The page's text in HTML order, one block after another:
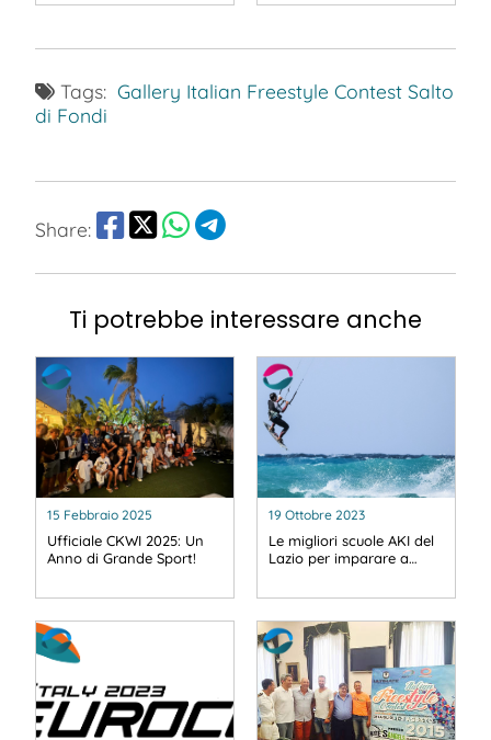
Tags: Gallery Italian Freestyle Contest Salto
di Fondi
Share:
Ti potrebbe interessare anche
15 Febbraio 2025
Ufficiale CKWI 2025: Un
Anno di Grande Sport!
19 Ottobre 2023
Le migliori scuole AKI del
Lazio per imparare a…